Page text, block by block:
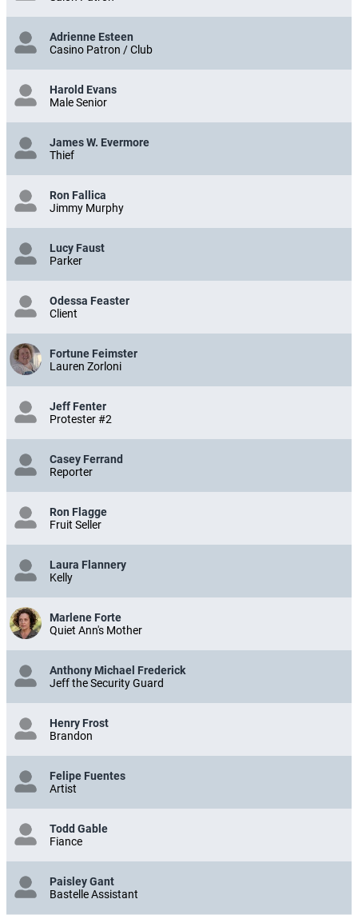
Adrienne Esteen
Casino Patron / Club
Harold Evans
Male Senior
James W. Evermore
Thief
Ron Fallica
Jimmy Murphy
Lucy Faust
Parker
Odessa Feaster
Client
Fortune Feimster
Lauren Zorloni
Jeff Fenter
Protester #2
Casey Ferrand
Reporter
Ron Flagge
Fruit Seller
Laura Flannery
Kelly
Marlene Forte
Quiet Ann's Mother
Anthony Michael Frederick
Jeff the Security Guard
Henry Frost
Brandon
Felipe Fuentes
Artist
Todd Gable
Fiance
Paisley Gant
Bastelle Assistant